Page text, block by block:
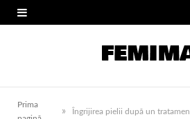
Prima
»